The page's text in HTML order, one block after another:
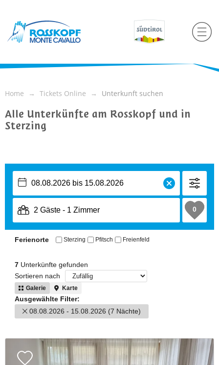
Home Tickets Online Unterkunft suchen
Alle Unterkünfte am Rosskopf und in
Sterzing